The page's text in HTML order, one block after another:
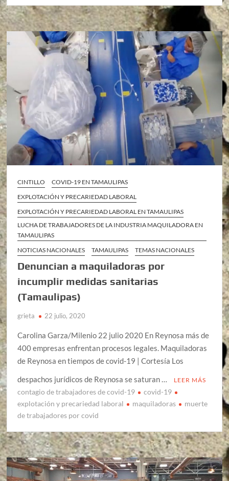
CINTILLO
COVID-19 EN TAMAULIPAS
EXPLOTACIÓN Y PRECARIEDAD LABORAL
EXPLOTACIÓN Y PRECARIEDAD LABORAL EN TAMAULIPAS
LUCHA DE TRABAJADORES DE LA INDUSTRIA MAQUILADORA EN
TAMAULIPAS
NOTICIAS NACIONALES
TAMAULIPAS TEMAS NACIONALES
Denuncian a maquiladoras por
incumplir medidas sanitarias
(Tamaulipas)
grieta 22 julio, 2020
Carolina Garza/Milenio 22 julio 2020 En Reynosa más de
400 empresas enfrentan procesos legales. Maquiladoras
de Reynosa en tiempos de covid-19 | Cortesía Los
despachos jurídicos de Reynosa se saturan …
LEER MÁS
contagio de trabajadores de covid-19
covid-19
explotación y precariedad laboral
maquiladoras
muerte
de trabajadores por covid